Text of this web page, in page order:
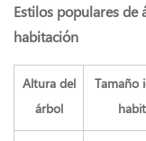
todo
junto:
una
lista
de
verificación
Estilos populares
habitación
Altura del
árbol
Tamaño